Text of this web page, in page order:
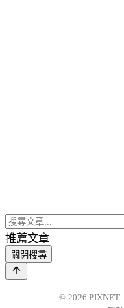
推薦文章
關閉搜尋
© 2026 PIXNET